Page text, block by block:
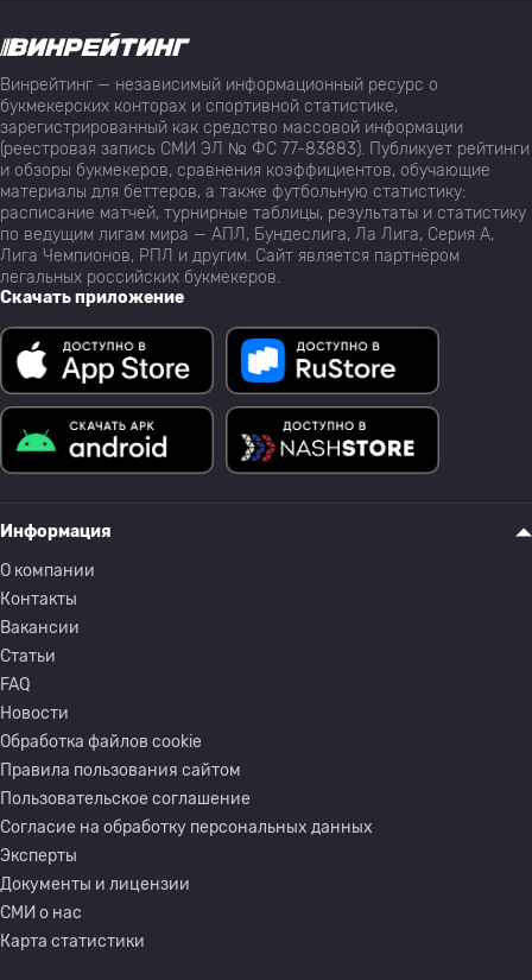
Винрейтинг — независимый информационный ресурс о
букмекерских конторах и спортивной статистике,
зарегистрированный как средство массовой информации
(реестровая запись СМИ ЭЛ № ФС 77-83883). Публикует рейтинги
и обзоры букмекеров, сравнения коэффициентов, обучающие
материалы для беттеров, а также футбольную статистику:
расписание матчей, турнирные таблицы, результаты и статистику
по ведущим лигам мира — АПЛ, Бундеслига, Ла Лига, Серия А,
Лига Чемпионов, РПЛ и другим. Сайт является партнёром
легальных российских букмекеров.
Скачать приложение
Информация
О компании
Контакты
Вакансии
Статьи
FAQ
Новости
Обработка файлов cookie
Правила пользования сайтом
Пользовательское соглашение
Согласие на обработку персональных данных
Эксперты
Документы и лицензии
СМИ о нас
Карта статистики